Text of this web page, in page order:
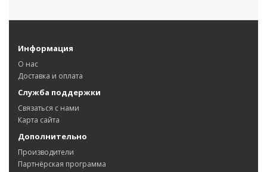
Информация
О нас
Доставка и оплата
Служба поддержки
Связаться с нами
Карта сайта
Дополнительно
Производители
Партнёрская программа